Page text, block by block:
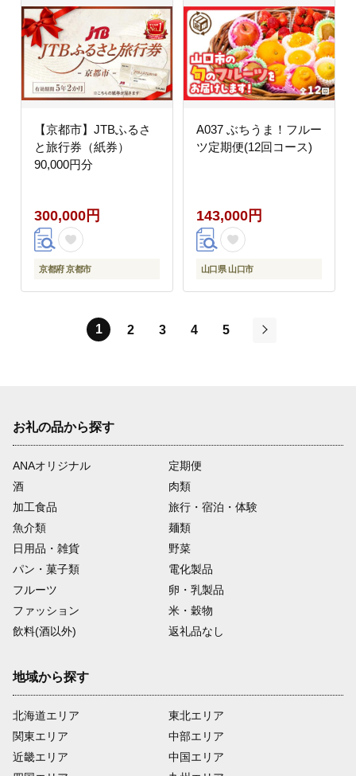
【京都市】JTBふるさ
と旅行券（紙券）
90,000円分
300,000円
京都府 京都市
A037 ぶちうま！フルー
ツ定期便(12回コース)
143,000円
山口県 山口市
1 2 3 4
5
お礼の品から探す
ANAオリジナル
定期便
酒
肉類
加工食品
旅行・宿泊・体験
魚介類
麺類
日用品・雑貨
野菜
パン・菓子類
電化製品
フルーツ
卵・乳製品
ファッション
米・穀物
飲料(酒以外)
返礼品なし
地域から探す
北海道エリア
関東エリア
近畿エリア
東北エリア
中部エリア
中国エリア